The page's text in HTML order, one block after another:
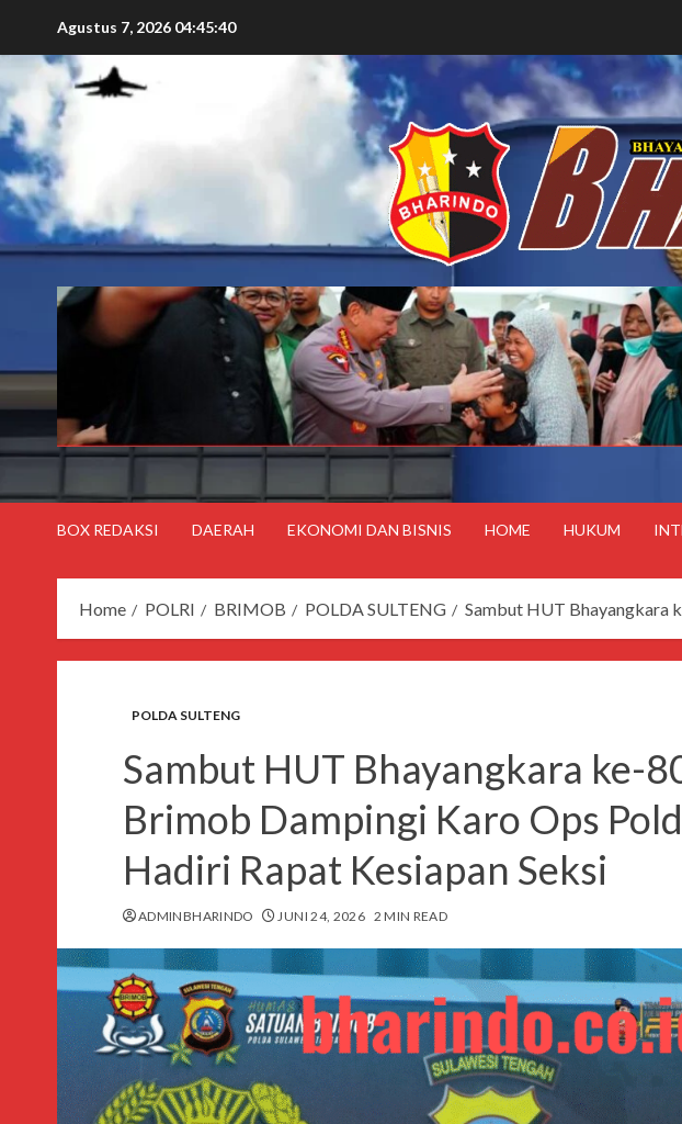
Agustus 7, 2026 04:45:42
BOX REDAKSI DAERAH EKONOMI DAN BISNIS HOME HUKUM
Home POLRI BRIMOB POLDA SULTENG Sambut HUT Bhayangkara
POLDA SULTENG
Sambut HUT Bhayangkara ke-
Brimob Dampingi Karo Ops
Hadiri Rapat Kesiapan Seksi
ADMINBHARINDO JUNI 24, 2026 2 MIN READ